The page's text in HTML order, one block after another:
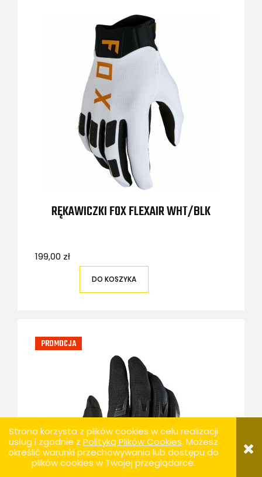
Strona korzysta z plików cookies w celu realizacji
usług i zgodnie z Polityką Plików Cookies. Możesz
określić warunki przechowywania lub dostępu do
plików cookies w Twojej przeglądarce.
RĘKAWICZKI FOX FLEXAIR WHT/BLK
199,00 zł
DO KOSZYKA
PROMOCJA